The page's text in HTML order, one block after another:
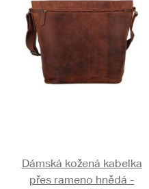
Dámská kožená kabelka
přes rameno hnědá -